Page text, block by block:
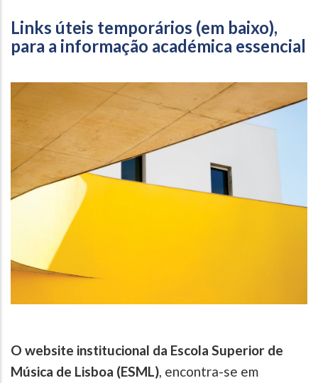
Links úteis temporários (em baixo),
para a informação académica essencial
O website institucional da Escola Superior de
Música de Lisboa (ESML), encontra-se em